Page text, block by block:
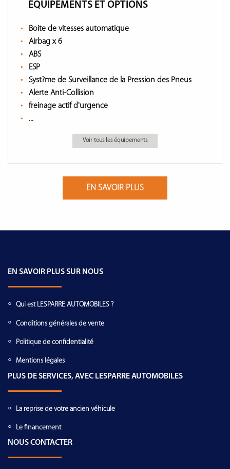
ÉQUIPEMENTS ET OPTIONS
Boite de vitesses automatique
Airbag x 6
ABS
ESP
Syst?me de Surveillance de la Pression des Pneus
Alerte Anti-Collision
freinage actif d'urgence
...
Voir tous les équipements
EN SAVOIR PLUS
EN SAVOIR PLUS SUR NOUS
Qui est LESPARRE AUTOMOBILES ?
Conditions générales de vente
Politique de confidentialité
Mentions légales
PLUS DE SERVICES, AVEC LESPARRE AUTOMOBILES
La reprise de votre ancien véhicule
Le financement
NOUS CONTACTER